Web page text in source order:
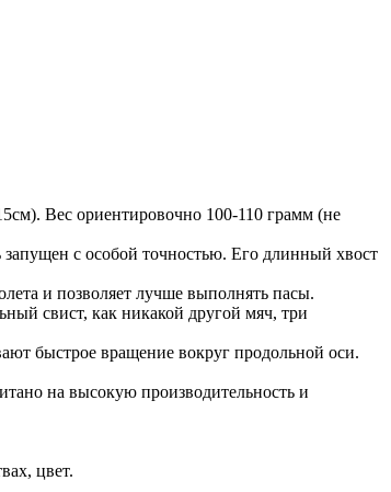
Вес ориентировочно 100-110 грамм (не
с особой точностью. Его длинный хвост
и позволяет лучше выполнять пасы.
свист, как никакой другой мяч, три
быстрое вращение вокруг продольной оси.
на высокую производительность и
цвет.